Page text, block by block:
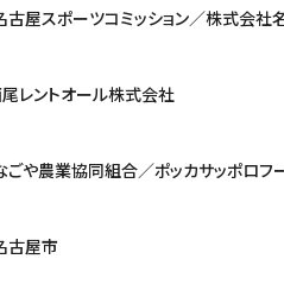
ーツコミッション／株式会社名
ントオール株式会社
協同組合／ポッカサッポロフード
屋市